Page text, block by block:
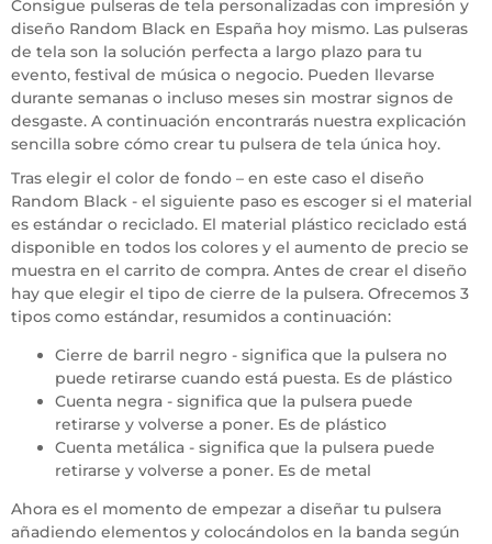
Consigue pulseras de tela personalizadas con impresión y
diseño Random Black en España hoy mismo. Las pulseras
de tela son la solución perfecta a largo plazo para tu
evento, festival de música o negocio. Pueden llevarse
durante semanas o incluso meses sin mostrar signos de
desgaste. A continuación encontrarás nuestra explicación
sencilla sobre cómo crear tu pulsera de tela única hoy.
Tras elegir el color de fondo – en este caso el diseño
Random Black - el siguiente paso es escoger si el material
es estándar o reciclado. El material plástico reciclado está
disponible en todos los colores y el aumento de precio se
muestra en el carrito de compra. Antes de crear el diseño
hay que elegir el tipo de cierre de la pulsera. Ofrecemos 3
tipos como estándar, resumidos a continuación:
Cierre de barril negro - significa que la pulsera no
puede retirarse cuando está puesta. Es de plástico
Cuenta negra - significa que la pulsera puede
retirarse y volverse a poner. Es de plástico
Cuenta metálica - significa que la pulsera puede
retirarse y volverse a poner. Es de metal
Ahora es el momento de empezar a diseñar tu pulsera
añadiendo elementos y colocándolos en la banda según